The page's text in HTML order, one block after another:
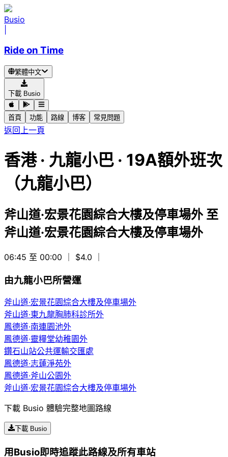
Busio
Ride on Time
繁體中文
下載 Busio
首頁 功能 路線 博客 常見問題
返回上一頁
香港· 九龍小巴 · 19A額外班次
（九龍小巴）
斧山道·宏景花園綜合大樓及停車場外 至
斧山道·宏景花園綜合大樓及停車場外
06:45 至 00:00 ｜ $4.0
由九龍小巴所營運
斧山道·宏景花園綜合大樓及停車場外
斧山道·東九龍胸肺科診所外
鳳德道·南連園池外
鳳德道·靈糧堂幼稚園外
鑽石山站公共運輸交匯處
鳳德道·志蓮淨苑外
鳳德道·斧山公園外
斧山道·宏景花園綜合大樓及停車場外
下載 Busio 體驗完整地圖路線
下載 Busio
用Busio即時追蹤此路線及所有車站